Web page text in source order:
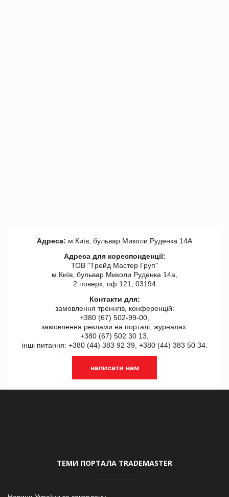
Адреса: м.Київ, бульвар Миколи Руденка 14А
Адреса для кореспонденції:
ТОВ "Tрейд Мастер Груп"
м.Київ, бульвар Миколи Руденка 14а,
2 поверх, оф 121, 03194
Контакти для:
замовлення треннгів, конференцій:
+380 (67) 502-99-00,
замовлення реклами на порталі, журналах:
+380 (67) 502 30 13,
інші питання: +380 (44) 383 92 39, +380 (44) 383 50 34.
написати нам
ТЕМИ ПОРТАЛА TRADEMASTER